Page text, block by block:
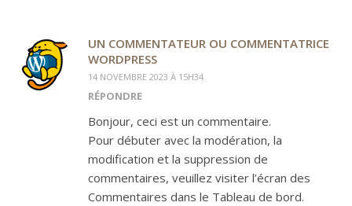
UN COMMENTATEUR OU COMMENTATRICE
WORDPRESS
14 NOVEMBRE 2023 À 15H34
RÉPONDRE
Bonjour, ceci est un commentaire.
Pour débuter avec la modération, la
modification et la suppression de
commentaires, veuillez visiter l’écran des
Commentaires dans le Tableau de bord.